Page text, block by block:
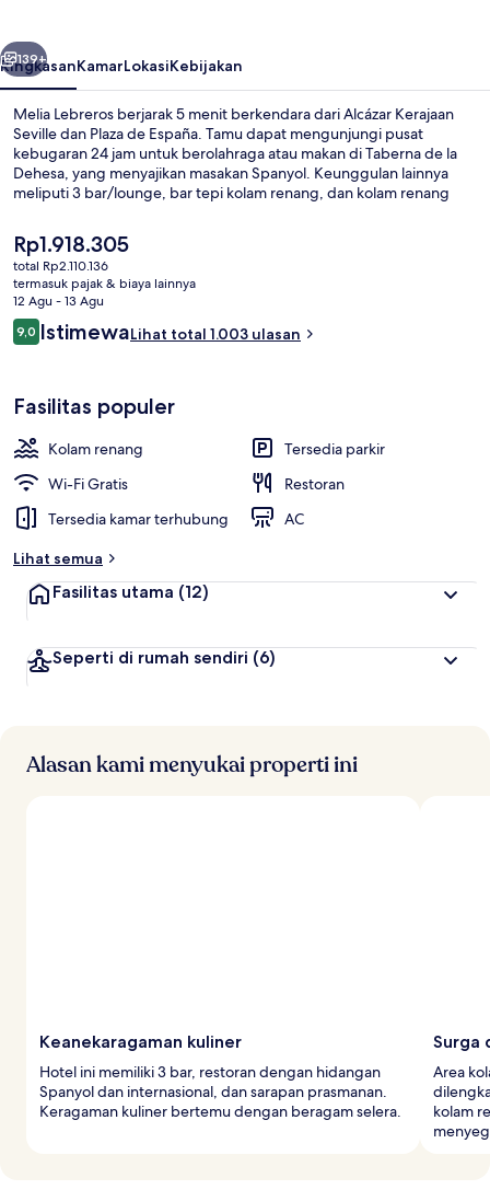
Berikutnya
139+
RingkasanKamarLokasiKebijakan
Melia Lebreros berjarak 5 menit berkendara dari Alcázar Kerajaan
Seville dan Plaza de España. Tamu dapat mengunjungi pusat
kebugaran 24 jam untuk berolahraga atau makan di Taberna de la
Dehesa, yang menyajikan masakan Spanyol. Keunggulan lainnya
meliputi 3 bar/lounge, bar tepi kolam renang, dan kolam renang
ini berada dekat dengan transportasi umum: Gran Plaza berjarak 13
menit.
Harga
saat
ini
Rp1.918.305
Rp1.918.305
total Rp2.110.136
termasuk pajak & biaya lainnya
12 Agu - 13 Agu
Ulasan
9,09,0 dari 10
IstimewaLihat total 1.003 ulasan
Fasilitas populer
Kolam renang
Tersedia parkir
Wi-Fi Gratis
Restoran
Tersedia kamar terhubung
AC
Lihat semua
Fasilitas utama (12)
Seperti di rumah sendiri (6)
Alasan kami menyukai properti ini
Keanekaragaman kuliner
Hotel ini memiliki 3 bar, restoran dengan hidangan
Spanyol dan internasional, dan sarapan prasmanan.
Keragaman kuliner bertemu dengan beragam selera.
Surga
Area
kolam